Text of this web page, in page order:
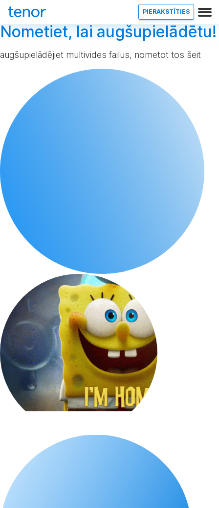
PIERAKSTĪTIES
Nometiet, lai augšupielādētu!
augšupielādējiet multivides failus, nometot tos šeit